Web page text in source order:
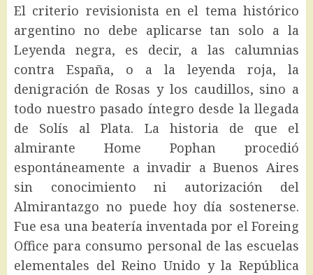
El criterio revisionista en el tema histórico
argentino no debe aplicarse tan solo a la
Leyenda negra, es decir, a las calumnias
contra España, o a la leyenda roja, la
denigración de Rosas y los caudillos, sino a
todo nuestro pasado íntegro desde la llegada
de Solís al Plata. La historia de que el
almirante Home Pophan procedió
espontáneamente a invadir a Buenos Aires
sin conocimiento ni autorización del
Almirantazgo no puede hoy día sostenerse.
Fue esa una beatería inventada por el Foreing
Office para consumo personal de las escuelas
elementales del Reino Unido y la República